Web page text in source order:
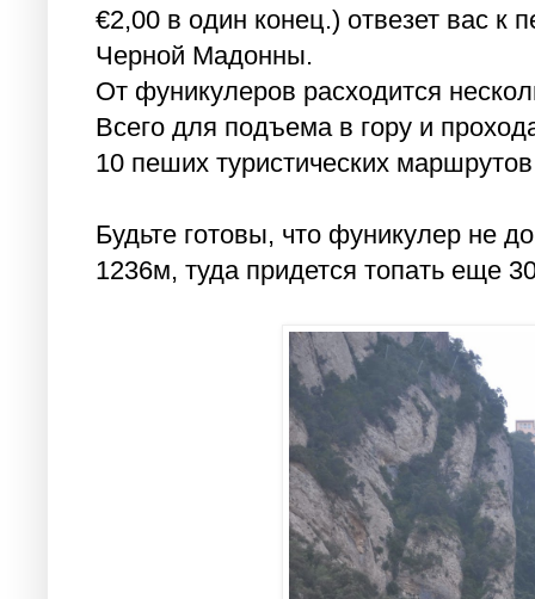
€2,00 в один конец.) отвезет вас к
Черной Мадонны.
От фуникулеров расходится
Всего для подъема в гору и
10 пеших туристических
Будьте готовы, что фуникулер не
1236м, туда придется топать еще